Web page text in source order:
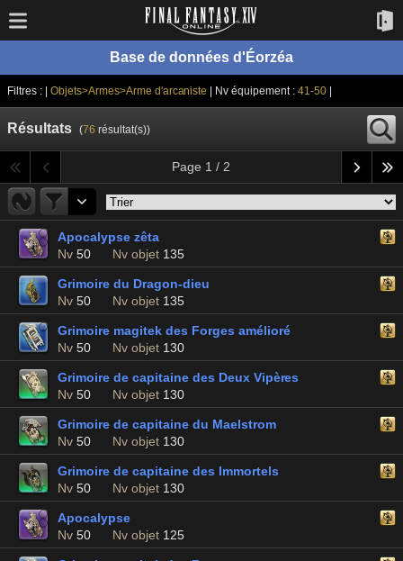
Base de données d'Éorzéa
Filtres : | Objets>Armes>Arme d'arcaniste | Nv équipement :41-50
Résultats (76 résultat(s))
Page 1 / 2
Apocalypse zêta
Nv 50 Nv objet 135
Grimoire du Dragon-dieu
Nv 50 Nv objet 135
Grimoire magitek des Forges amélioré
Nv 50 Nv objet 130
Grimoire de capitaine des Deux Vipères
Nv 50 Nv objet 130
Grimoire de capitaine du Maelstrom
Nv 50 Nv objet 130
Grimoire de capitaine des Immortels
Nv 50 Nv objet 130
Apocalypse
Nv 50 Nv objet 125